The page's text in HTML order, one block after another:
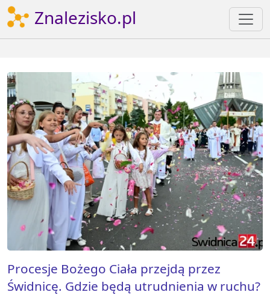
Znalezisko.pl
Procesje Bożego Ciała przejdą przez
Świdnicę. Gdzie będą utrudnienia w ruchu?